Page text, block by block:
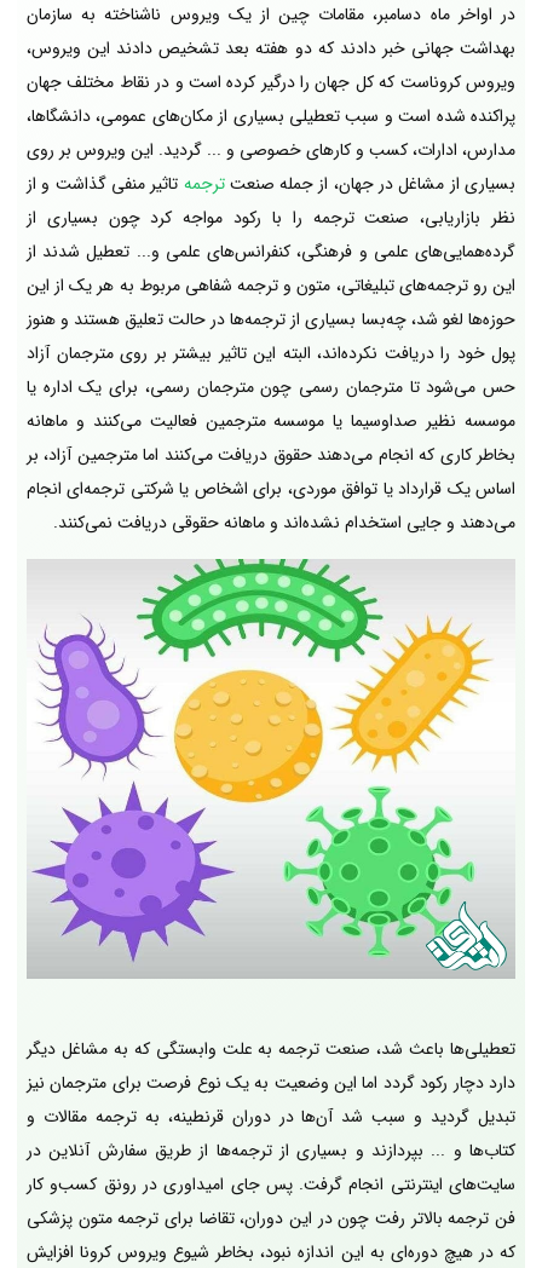
در اواخر ماه دسامبر، مقامات چین از یک ویروس ناشناخته به سازمان
بهداشت جهانی خبر دادند که دو هفته بعد تشخیص دادند این ویروس،
ویروس کروناست که کل جهان را درگیر کرده است و در نقاط مختلف جهان
پراکنده شده است و سبب تعطیلی بسیاری از مکان‌های عمومی، دانشگ‍ا‌ها،
مدارس، ادارات، کسب و کارهای خصوصی و ... گردید. این ویروس بر روی
بسیاری از مشاغل در جهان، از جمله صنعتترجمه تاثیر منفی گذاشت و از
نظر بازاریابی، صنعت ترجمه را با رکود مواجه کرد چون بسیاری از
گرده‌همایی‌های علمی و فرهنگی، کنفرانس‌های علمی و... تعطیل شدند از
این رو ترجمه‌های تبلیغاتی، متون و ترجمه شفاهی مربوط به هر یک از این
حوزه‌ها لغو شد، چه‌بسا بسیاری از ترجمه‌ها در حالت تعلیق هستند و هنوز
پول خود را دریافت نکرده‌اند، البته این تاثیر بیشتر بر روی مترجمان آزاد
حس می‌شود تا مترجمان رسمی چون مترجمان رسمی، برای یک اداره یا
موسسه نظیر صدا‌و‌سیما یا موسسه مترجمین فعالیت می‌کنند و ماهانه
بخاطر کاری که انجام می‌دهند حقوق دریافت می‌کنند اما مترجمین آزاد، بر
اساس یک قرارداد یا توافق موردی، برای اشخاص یا شرکتی ترجمه‌ای انجام
‌می‌دهند و جایی استخدام نشده‌اند و ماهانه حقوقی دریافت نمی‌کنند.
تعطیلی‌ها باعث شد، صنعت ترجمه به علت وابستگی که به مشاغل دیگر
دارد دچار رکود گردد اما این وضعیت به یک نوع فرصت برای مترجمان نیز
تبدیل گردید و سبب شد آن‌ها در دوران قرنطینه، به ترجمه مقالات و
کتاب‌ها و ... بپردازند و بسیاری از ترجمه‌ها از طریق سفارش آنلاین در
سایت‌های اینترنتی انجام گرفت. پس جای امیداوری در رونق کسب‌و کار
فن ترجمه بالاتر رفت چون در این دوران، تقاضا برای ترجمه متون پزشکی
که در هیچ دوره‌ای به این اندازه نبود، بخاطر شیوع ویروس کرونا افزایش